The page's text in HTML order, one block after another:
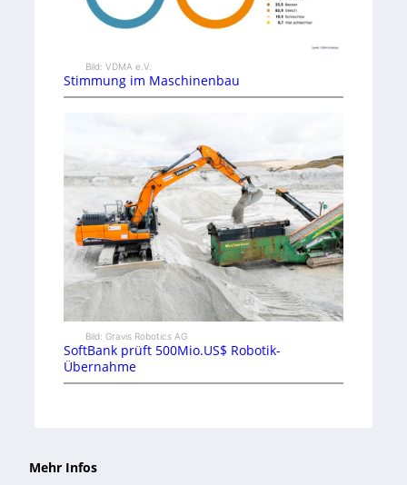
Bild: VDMA e.V.
Stimmung im Maschinenbau
Bild: Gravis Robotics AG
SoftBank prüft 500Mio.US$ Robotik-
Übernahme
Mehr Infos